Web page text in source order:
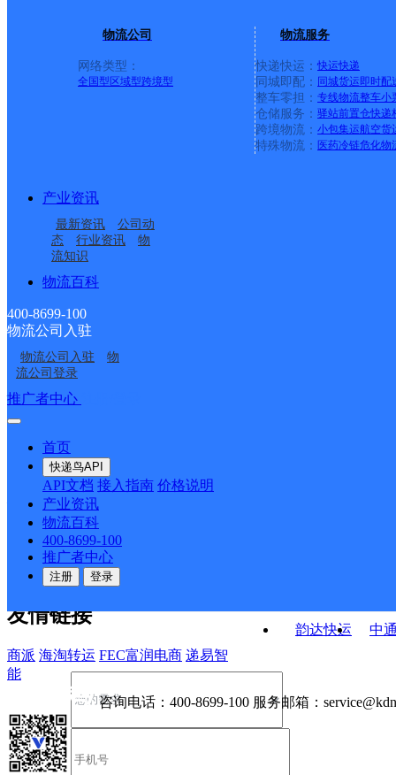
物流公司
网络类型：
全国型 区域型跨境型
物流服务
快递快运： 快运快递
同城即配： 同城货运即时配
整车零担： 专线物流整车小
仓储服务： 驿站前置仓快递
跨境物流： 小包集运航空货
特殊物流： 医药冷链危化物
产业资讯
最新资讯
公司动
态
行业资讯
物
流知识
物流百科
400-8699-100
物流公司入驻
物流公司入驻
物
流公司登录
推广者中心
首页
快递鸟API
API文档 接入指南 价格说明
产业资讯
物流百科
400-8699-100
推广者中心
注册 登录
民寄存分部
安徽凤台县公司
淮南凤台县
安徽凤台县公司关店便
民寄存点分部
淮南凤台县营业部
安徽凤台公司
焦岗乡邮政所
韵达快运
中
接口API
API接口 DEMO下载
关于我们
公司介绍 企业动态
合作伙伴 快递鸟接口服务协议
户隐私政策
友情链接
商派 海淘转运 FEC富润电商 递易智
能
咨询电话： 400-8699-100 服务邮箱：